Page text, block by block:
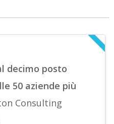
decimo posto
50 aziende più
Consulting